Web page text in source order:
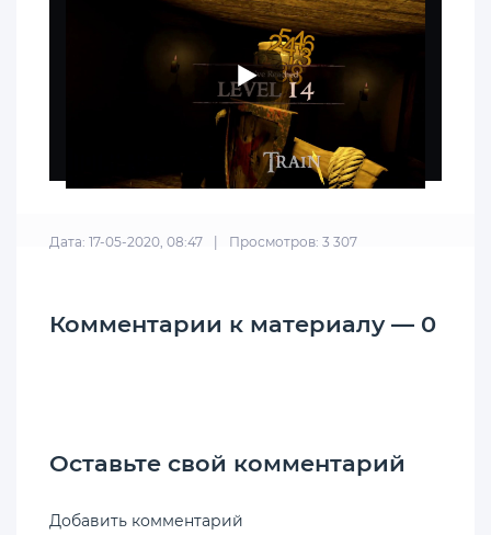
Дата: 17-05-2020, 08:47 Просмотров: 3 307
Комментарии к материалу — 0
Оставьте свой комментарий
Добавить комментарий